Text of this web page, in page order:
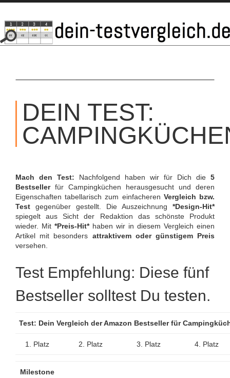
SKIP
CONTENT
DEIN TEST:
Mach den Test: Nachfolgend haben wir für Dich die 5
Bestsellerfür Campingküchen herausgesucht und deren
Eigenschaften tabellarisch zum einfacheren Vergleich bzw.
Test gegenüber gestellt. Die Auszeichnung *Design-Hit*
spiegelt aus Sicht der Redaktion das schönste Produkt
wieder. Mit *Preis-Hit*haben wir in diesem Vergleich einen
Artikel mit besonders attraktivem oder günstigem Preis
versehen.
Test Empfehlung: Diese fünf
Bestseller solltest Du testen.
Test: Dein Vergleich der Amazon Bestseller für
1. Platz 2. Platz 3. Platz 4. Platz
Milestone